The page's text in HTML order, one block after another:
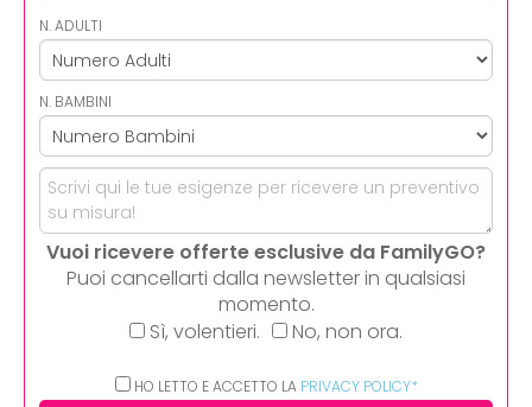
N. ADULTI
N. BAMBINI
Vuoi ricevere offerte esclusive da FamilyGO?
Puoi cancellarti dalla newsletter in qualsiasi
momento.
Sì, volentieri.
No, non ora.
HO LETTO E ACCETTO LA PRIVACY POLICY*